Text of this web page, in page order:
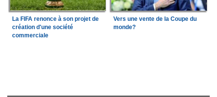
La FIFA renonce à son projet de
création d'une société
commerciale
Vers une vente de la Coupe du
monde?